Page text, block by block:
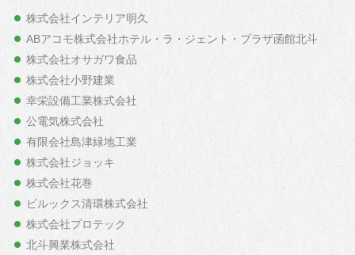
株式会社インテリア明久
ABアコモ株式会社ホテル・ラ・ジェント・プラザ函館北斗
株式会社オサガワ食品
株式会社小野建業
幸栄設備工業株式会社
公電気株式会社
有限会社島津緑地工業
株式会社ジョッキ
株式会社花巻
ビルックス清環株式会社
株式会社プロテック
北斗興業株式会社